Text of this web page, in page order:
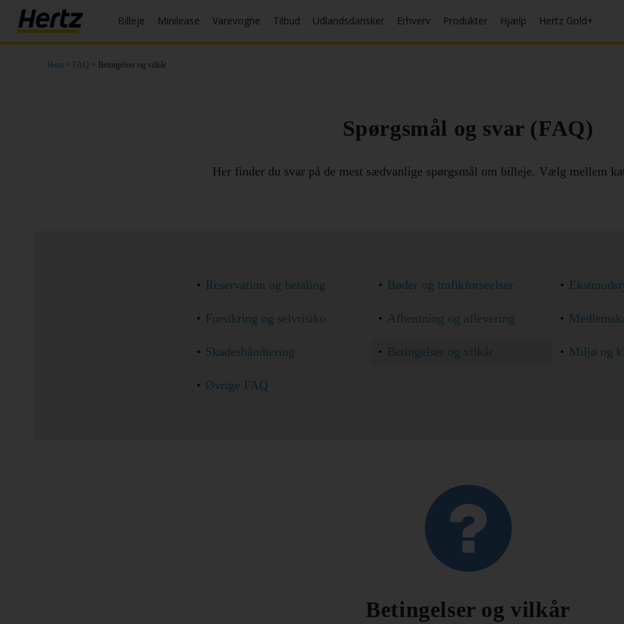
Billeje Minilease Varevogne Tilbud Udlandsdansker Erhverv Produkter Hjælp Hertz Gold+
Menu
Book
Hem > FAQ > Betingelser og vilkår
Spørgsmål og svar (FAQ)
Her finder du svar på de mest sædvanlige spørgsmål om billeje. Vælg mellem
Reservation og betaling Bøder og trafikforseelser
Forsikring og selvrisiko Afhentning og aflevering
Skadeshåndtering Betingelser og vilkår Miljø og
Øvrige FAQ
Betingelser og vilkår